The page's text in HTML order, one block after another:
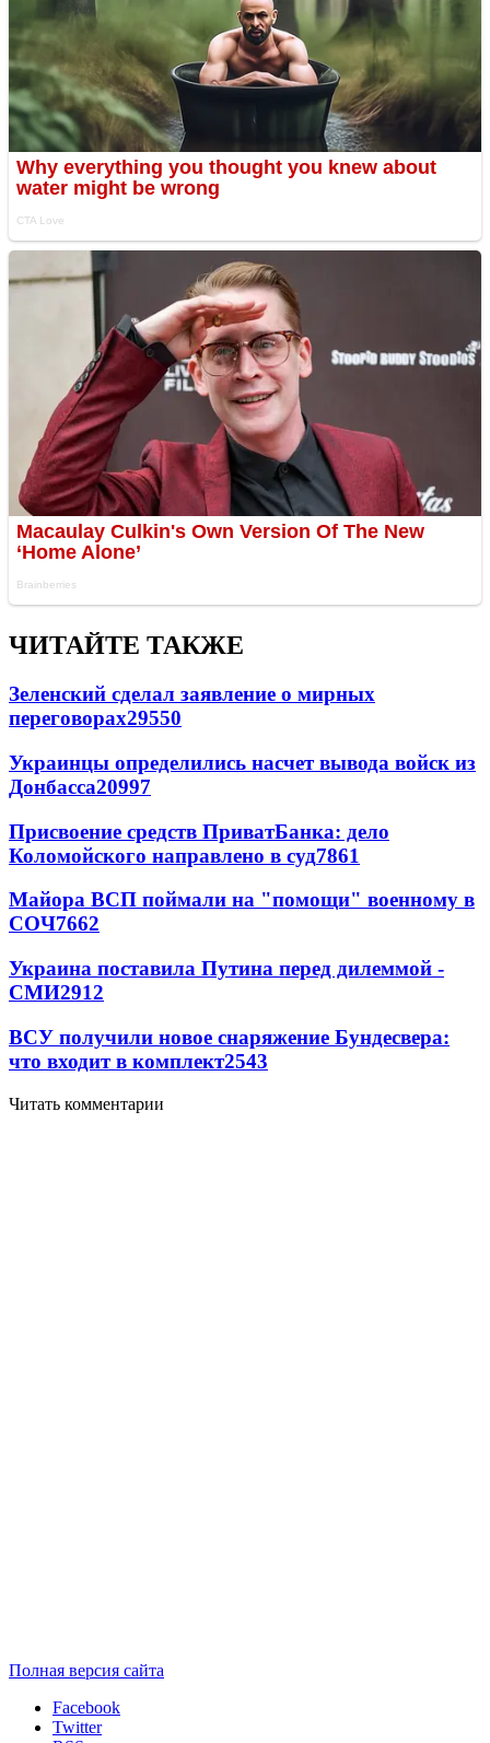
ЧИТАЙТЕ ТАКЖЕ
Зеленский сделал заявление о мирных
переговорах29550
Украинцы определились насчет вывода войск из
Донбасса20997
Присвоение средств ПриватБанка: дело
Коломойского направлено в суд7861
Майора ВСП поймали на "помощи" военному в
СОЧ7662
Украина поставила Путина перед дилеммой -
СМИ2912
ВСУ получили новое снаряжение Бундесвера:
что входит в комплект2543
Читать комментарии
Полная версия сайта
Facebook
Twitter